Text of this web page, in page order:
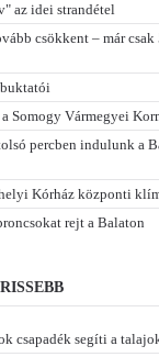
az idei strandétel
csökkent – már csak
buktatói
Somogy Vármegyei
percben indulunk a
Kórház központi
rejt a Balaton
csapadék segíti a